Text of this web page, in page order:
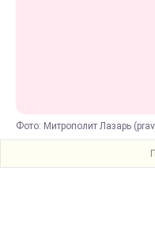
Фото: Митрополит Лазарь